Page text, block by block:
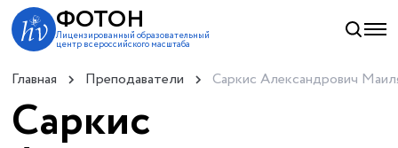
ФОТОН
Лицензированный образовательный
центр всероссийского масштаба
Главная Преподаватели Саркис Александрович
Саркис